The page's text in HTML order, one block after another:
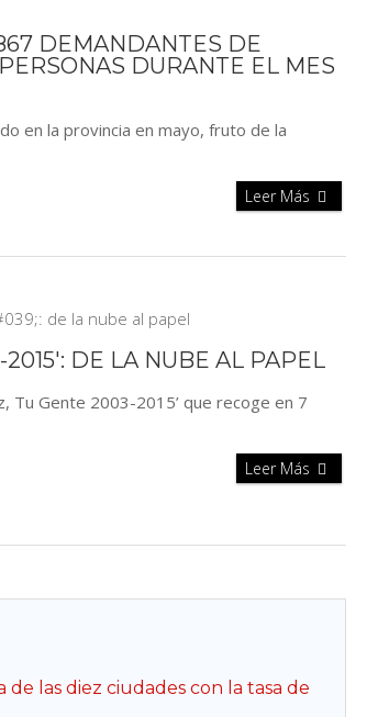
DEMANDANTES DE
DURANTE EL MES
en la provincia en mayo, fruto de la
Leer Más
DE LA NUBE AL PAPEL
Tu Gente 2003-2015’ que recoge en 7
Leer Más
las diez ciudades con la tasa de